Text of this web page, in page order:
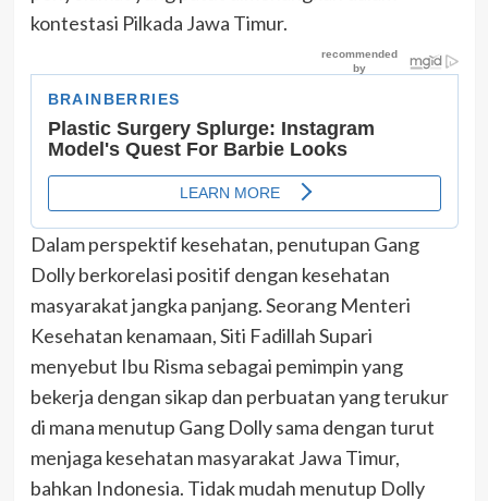
kontestasi Pilkada Jawa Timur.
Dalam perspektif kesehatan, penutupan Gang
Dolly berkorelasi positif dengan kesehatan
masyarakat jangka panjang. Seorang Menteri
Kesehatan kenamaan, Siti Fadillah Supari
menyebut Ibu Risma sebagai pemimpin yang
bekerja dengan sikap dan perbuatan yang terukur
di mana menutup Gang Dolly sama dengan turut
menjaga kesehatan masyarakat Jawa Timur,
bahkan Indonesia. Tidak mudah menutup Dolly